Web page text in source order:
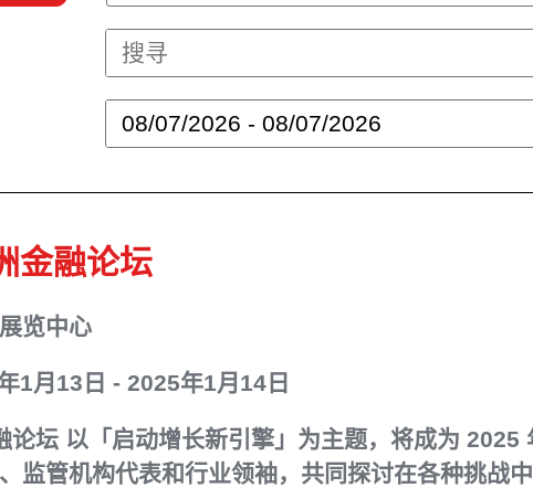
金融论坛
览中心
1月13日 - 2025年1月14日
论坛 以「启动增长新引擎」为主题，将成为
监管机构代表和行业领袖，共同探讨在各种挑战